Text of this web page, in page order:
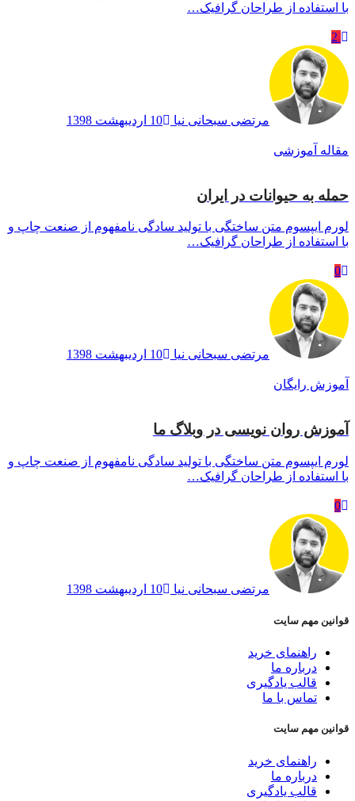
با استفاده از طراحان گرافیک…
مرتضی سبحانی نیا 10 اردیبهشت 1398
مقاله آموزشی
حمله به حیوانات در ایران
لورم ایپسوم متن ساختگی با تولید سادگی نامفهوم از صنعت چاپ و
با استفاده از طراحان گرافیک…
0
مرتضی سبحانی نیا 10 اردیبهشت 1398
آموزش رایگان
آموزش روان نویسی در وبلاگ ما
لورم ایپسوم متن ساختگی با تولید سادگی نامفهوم از صنعت چاپ و
با استفاده از طراحان گرافیک…
0
مرتضی سبحانی نیا 10 اردیبهشت 1398
قوانین مهم سایت
راهنمای خرید
درباره ما
قالب یادگیری
تماس با ما
قوانین مهم سایت
راهنمای خرید
درباره ما
قالب یادگیری